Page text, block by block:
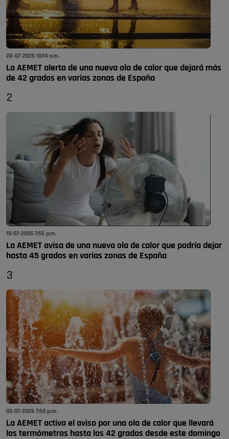
28-07-2026 10:14 a.m.
La AEMET alerta de una nueva ola de calor que dejará más
de 42 grados en varias zonas de España
2
19-07-2026 7:55 p.m.
La AEMET avisa de una nueva ola de calor que podría dejar
hasta 45 grados en varias zonas de España
3
03-07-2026 7:50 p.m.
La AEMET activa el aviso por una ola de calor que llevará
los termómetros hasta los 42 grados desde este domingo